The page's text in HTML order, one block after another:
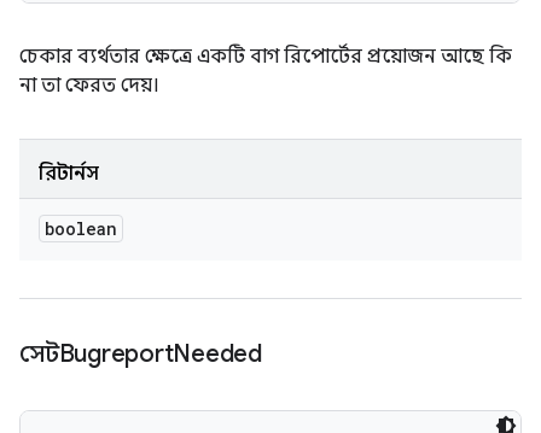
চেকার ব্যর্থতার ক্ষেত্রে একটি বাগ রিপোর্টের প্রয়োজন আছে কি
না তা ফেরত দেয়।
রিটার্নস
boolean
সেটBugreportNeeded